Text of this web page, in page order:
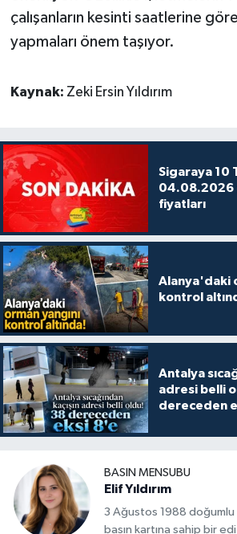
çalışanların kesinti saatlerine
yapmaları önem taşıyor.
Kaynak: Zeki Ersin Yıldırım
Sigaraya 10
04.08.2026
fiyatları
Alanya'daki
kontrol
Antalya
adresi belli
dereceden
BASIN MENSUBU
Elif Yıldırım
3 Ağustos 1988 doğumlu
basın kartına sahip bir